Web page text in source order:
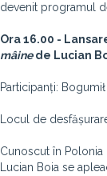
devenit programul
Ora 16.00 -
mâinede Lucian
Participanți:
Locul de
Cunoscut în Polonia
Lucian Boia se